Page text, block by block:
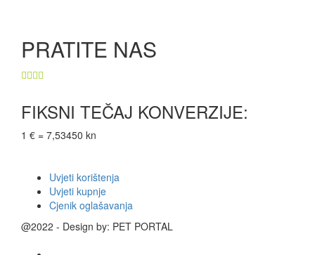
PRATITE NAS
FIKSNI TEČAJ KONVERZIJE:
1 € = 7,53450 kn
Uvjeti korištenja
Uvjeti kupnje
Cjenik oglašavanja
@2022 - Design by: PET PORTAL